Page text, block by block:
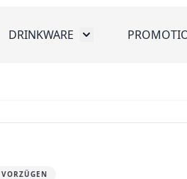
submenu for Werkzeug
DRINKWARE Toggle submenu